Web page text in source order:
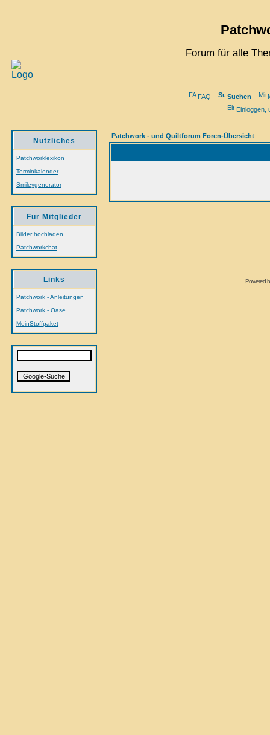
Forum für alle
FAQ Suchen
Einloggen,
Nützliches
Patchworklexikon
Terminkalender
Smileygenerator
Für Mitglieder
Bilder hochladen
Patchworkchat
Links
Patchwork - Anleitungen
Patchwork - Oase
MeinStoffpaket
Patchwork - und Quiltforum Foren-Übersicht
Powered